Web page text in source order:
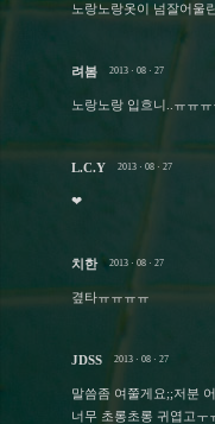
노랑노랑옷이 넘잘어울
려봄 2013 · 08 · 27
노랑노랑 입흐니..ㅠㅠ
L.C.Y 2013 · 08 · 27
❤
치한 2013 · 08 · 27
곂타ㅠㅠㅠㅠ
JDSS 2013 · 08 · 27
말씀좀 여쭐게요;;저분
너무 초롱초롱 귀엽고